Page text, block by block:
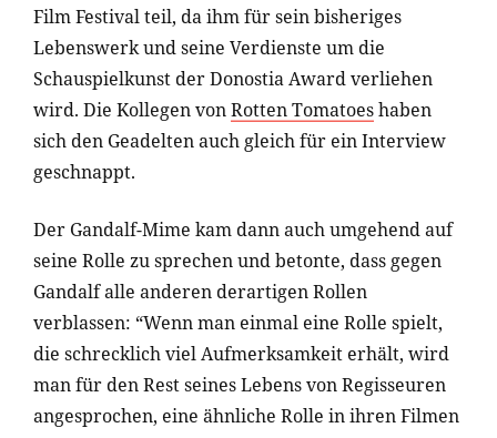
Film Festival teil, da ihm für sein bisheriges
Lebenswerk und seine Verdienste um die
Schauspielkunst der Donostia Award verliehen
wird. Die Kollegen vonRotten Tomatoeshaben
sich den Geadelten auch gleich für ein Interview
geschnappt.
Der Gandalf-Mime kam dann auch umgehend auf
seine Rolle zu sprechen und betonte, dass gegen
Gandalf alle anderen derartigen Rollen
verblassen: “Wenn man einmal eine Rolle spielt,
die schrecklich viel Aufmerksamkeit erhält, wird
man für den Rest seines Lebens von Regisseuren
angesprochen, eine ähnliche Rolle in ihren Filmen